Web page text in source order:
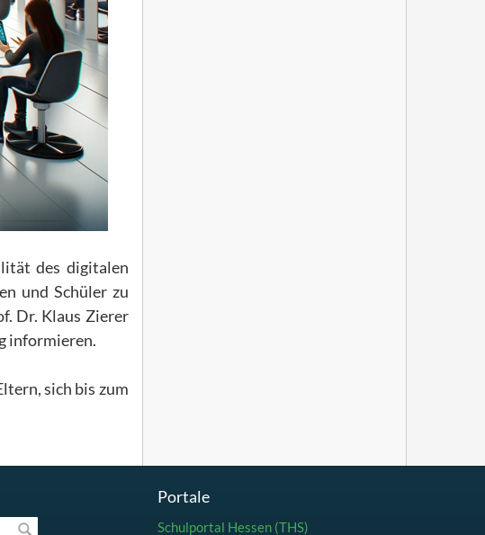
des digitalen
und Schüler zu
Dr. Klaus Zierer
informieren.
sich bis zum
Portale
Schulportal Hessen (THS)